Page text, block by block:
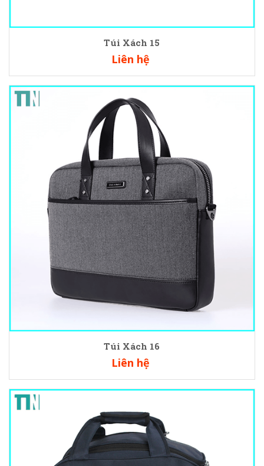
Túi Xách 15
Liên hệ
Túi Xách 16
Liên hệ